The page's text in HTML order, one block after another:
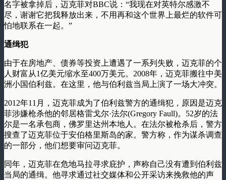
名字被拿掉后，迈克菲对BBC说：“我现在对英特尔感激不
尽，谢谢它把我释放出来，不用再和这个世界上最烂的软件可
怕地联系在一起。”
通缉犯
由于在房地产、债券等投资上遭遇了一系列失败，迈克菲的个
人财富从1亿美元缩水至400万美元。2008年，迈克菲搬往中美
洲小国伯利兹。在这里，他与伯利兹当局上演了一场大冲突。
2012年11月，迈克菲成为了伯利兹警方的通缉犯，原因是迈克
菲涉嫌枪杀他的邻居格雷戈尔·法尔(Gregory Faull)。52岁的法
尔是一名承包商，佛罗里达州本地人。在法尔被枪杀后，警方
搜查了迈克菲位于安伯格里斯岛的家。警方称，作为谋杀调查
的一部分，他们想要审问迈克菲。
同年，迈克菲在危地马拉寻求庇护，声称自己没有遭到伯利兹
当局的通缉。他寻求通过社交媒体和公开采访来挽救他的声